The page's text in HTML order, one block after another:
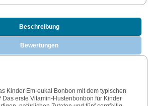
Beschreibung
Bewertungen
Kinder Em-eukal Bonbon mit dem typischen
erste Vitamin-Husten­bonbon für Kinder